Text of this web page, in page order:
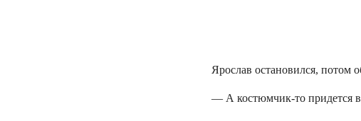
Ярослав остановился, потом
— А костюмчик-то придется